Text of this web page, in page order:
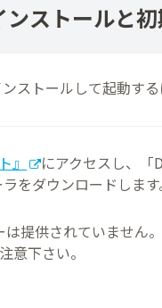
ストールと初
トールして起動する
』
にアクセスし、
をダウンロードします
提供されていません
意下さい。